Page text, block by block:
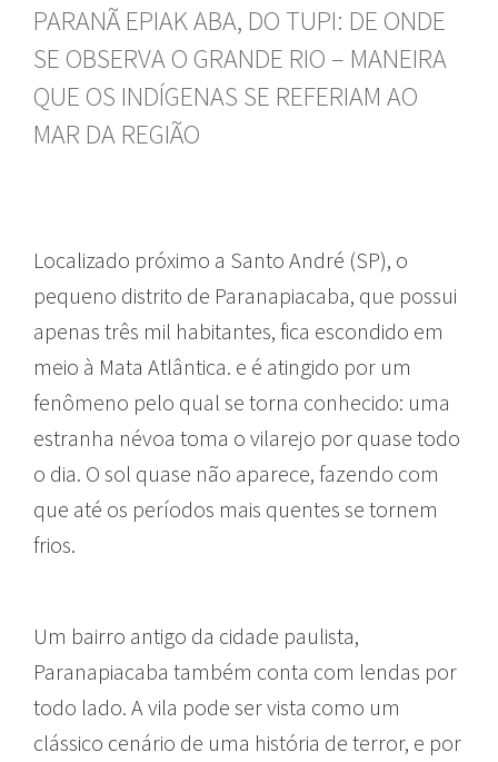
PARANÃ EPIAK ABA, DO TUPI: DE ONDE
SE OBSERVA O GRANDE RIO – MANEIRA
QUE OS INDÍGENAS SE REFERIAM AO
MAR DA REGIÃO
Localizado próximo a Santo André (SP), o
pequeno distrito de Paranapiacaba, que possui
apenas três mil habitantes, fica escondido em
meio à Mata Atlântica. e é atingido por um
fenômeno pelo qual se torna conhecido: uma
estranha névoa toma o vilarejo por quase todo
o dia. O sol quase não aparece, fazendo com
que até os períodos mais quentes se tornem
frios.
Um bairro antigo da cidade paulista,
Paranapiacaba também conta com lendas por
todo lado. A vila pode ser vista como um
clássico cenário de uma história de terror, e por